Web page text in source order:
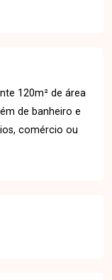
120m² de área
de banheiro e
comércio ou